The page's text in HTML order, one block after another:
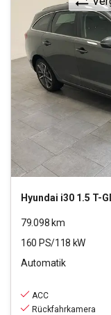
Hyundai i30 1.5 T-GDI
79.098km
160 PS/118 kW
Automatik
ACC
Rückfahrkamera